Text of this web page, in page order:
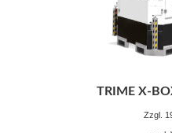
TRIME X-
Zzgl.